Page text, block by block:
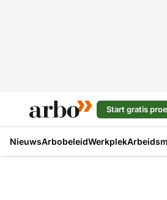
Start gratis
NieuwsArbobeleidWerkplek